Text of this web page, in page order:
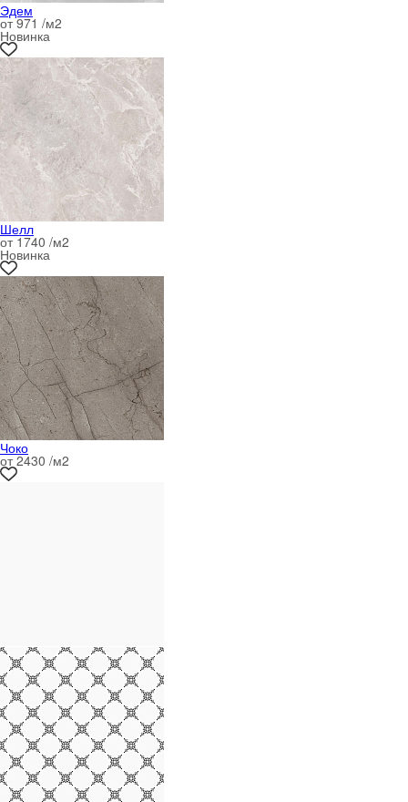
Эдем
от 971 /м2
Новинка
Шелл
от 1740 /м2
Новинка
Чоко
от 2430 /м2